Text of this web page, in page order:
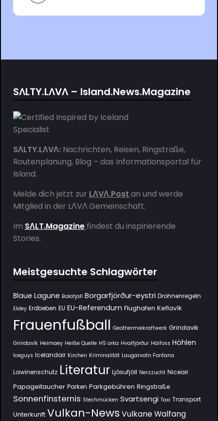
SΛLTY.LΛVΛ – Island.News.Magazine
SΛLTY.LΛVΛ:Nachrichten, Reisen, Ringstraße,
Routenplanung, Blog – das Informationsportal für
Island.
Melde dich jetzt zur LΛVΛ.Post an und werde
Mitglied in der LΛVΛ.Gemeinschaft.
Im SΛLT.Magazine findest du inspirierende
Stories.
Meistgesuchte Schlagwörter
Blaue Lagune Bolafjall Borgarfjörður-eystri Drohnenregeln
Eldey Erdbeben EU EU-Referendum Flughafen Keflavík
Frauenfußball Geothermiekraftwerk Grindavik
Grindavík Heimaey Heiße Quelle HS orka Hvalfjörður Háifoss Höhlen
Iceguys Icelandair Kirchen Kriminalität Laugarvatn Fontana
Lawinenschutz Literatur Ljósufjöll Nerzzucht Niceair
Papageitaucher Parken Parkgebühren Ringstraße
Sonnenfinsternis Stechmücken Svartsengi Taxi Transport
Unterkunft Vulkan-News Vulkane Walfang